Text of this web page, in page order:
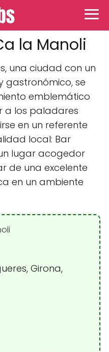
la Manoli
una ciudad con un
gastronómico, se
emblemático
a los paladares
en un referente
local: Bar
lugar acogedor
de una excelente
en un ambiente
Girona,